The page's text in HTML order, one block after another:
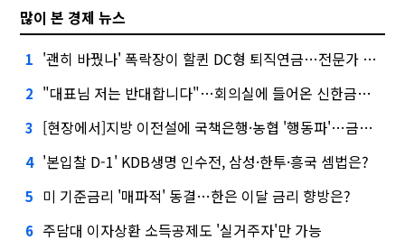
많이 본 경제 뉴스
1 '괜히 바꿨나' 폭락장이 할퀸 DC형 퇴직연금…전문가 조언은
2 "대표님 저는 반대합니다"…회의실에 들어온 신한금융 AI
3 [현장에서]지방 이전설에 국책은행·농협 '행동파'…금감원 '신중모드'
4 '본입찰 D-1' KDB생명 인수전, 삼성·한투·흥국 셈법은?
5 미 기준금리 '매파적' 동결…한은 이달 금리 향방은?
6 주담대 이자상환 소득공제도 '실거주자'만 가능